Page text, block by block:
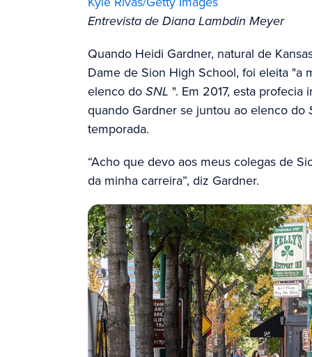
Entrevista de Diana Lambdin Meyer
Quando Heidi Gardner, natural de
Dame de Sion High School, foi eleita "a
elenco doSNL ". Em 2017, esta
quando Gardner se juntou ao elenco do
temporada.
“Acho que devo aos meus colegas de
da minha carreira”, diz Gardner.